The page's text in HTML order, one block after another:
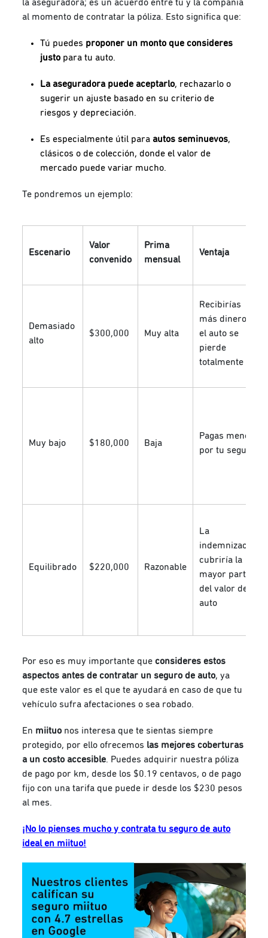
la aseguradora; es un acuerdo entre tú y la compañía
al momento de contratar la póliza. Esto significa que:
Tú puedes proponer un monto que consideres
justo para tu auto.
La aseguradora puede aceptarlo, rechazarlo o
sugerir un ajuste basado en su criterio de
riesgos y depreciación.
Es especialmente útil para autos seminuevos,
clásicos o de colección, donde el valor de
mercado puede variar mucho.
Te pondremos un ejemplo:
Escenario
Valor
convenido
Prima
mensual
Ventaja
Demasiado
alto
$300,000 Muy alta
Recibirías
más dinero si
el auto se
pierde
totalmente
Muy bajo $180,000 Baja
Pagas menos
por tu seguro
Equilibrado $220,000 Razonable
La
indemnización
cubriría la
mayor parte
del valor del
auto
Por eso es muy importante queconsideres estos
aspectos antes de contratar un seguro de auto, ya
que este valor es el que te ayudará en caso de que tu
vehículo sufra afectaciones o sea robado.
En miituo nos interesa que te sientas siempre
protegido, por ello ofrecemos las mejores coberturas
a un costo accesible. Puedes adquirir nuestra póliza
de pago por km, desde los $0.19 centavos, o de pago
fijo con una tarifa que puede ir desde los $230 pesos
al mes.
¡No lo pienses mucho y contrata tu seguro de auto
ideal en miituo!